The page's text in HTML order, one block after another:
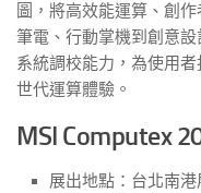
圖，將高效能運算、創
筆電、行動掌機到創意
系統調校能力，為使用
世代運算體驗。
MSI Computex
展出地點：台北南